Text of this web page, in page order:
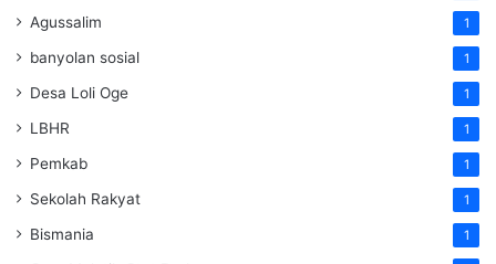
Agussalim 1
banyolan sosial 1
Desa Loli Oge 1
LBHR 1
Pemkab 1
Sekolah Rakyat 1
Bismania 1